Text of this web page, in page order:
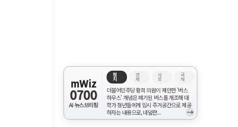
mWiz
0700
AI 뉴스브리핑
정
치
경
제
사
회
국
제
더불어민주당 황희 의원이 제안한 '버스
하우스' 개념은 폐기된 버스를 개조해 대
학가 청년들에게 임시 주거공간으로 제공
하자는 내용으로, 네덜란...
→